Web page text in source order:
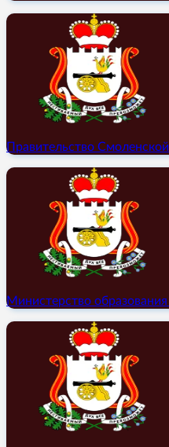
Правительство
Министерство